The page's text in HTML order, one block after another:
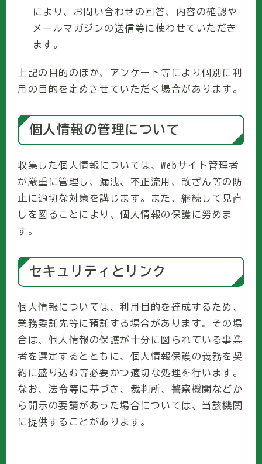
により、お問い合わせの回答、内容の確認や
メールマガジンの送信等に使わせていただき
ます。
上記の目的のほか、アンケート等により個別に利
用の目的を定めさせていただく場合があります。
個人情報の管理について
収集した個人情報については、Webサイト管理者
が厳重に管理し、漏洩、不正流用、改ざん等の防
止に適切な対策を講じます。また、継続して見直
しを図ることにより、個人情報の保護に努めま
す。
セキュリティとリンク
個人情報については、利用目的を達成するため、
業務委託先等に預託する場合があります。その場
合は、個人情報の保護が十分に図られている事業
者を選定するとともに、個人情報保護の義務を契
約に盛り込む等必要かつ適切な処理を行います。
なお、法令等に基づき、裁判所、警察機関などか
ら開示の要請があった場合については、当該機関
に提供することがあります。